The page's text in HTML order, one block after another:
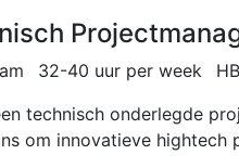
32-40 uur per week
technisch onderlegde
om innovatieve hightech